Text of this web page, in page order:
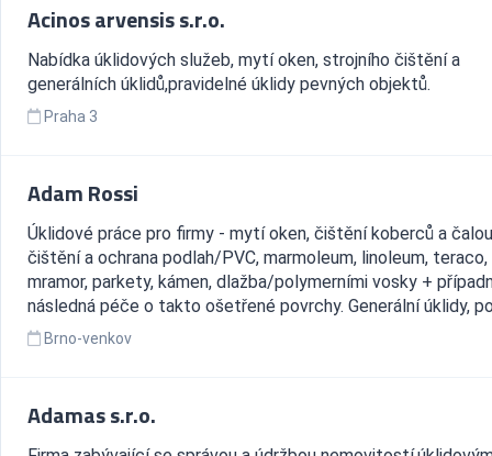
Acinos arvensis s.r.o.
Nabídka úklidových služeb, mytí oken, strojního čištění a
generálních úklidů,pravidelné úklidy pevných objektů.
Praha 3
Adam Rossi
Úklidové práce pro firmy - mytí oken, čištění koberců a
čištění a ochrana podlah/PVC, marmoleum, linoleum, teraco,
mramor, parkety, kámen, dlažba/polymerními vosky +
následná péče o takto ošetřené povrchy. Generální úklidy,
Brno-venkov
Adamas s.r.o.